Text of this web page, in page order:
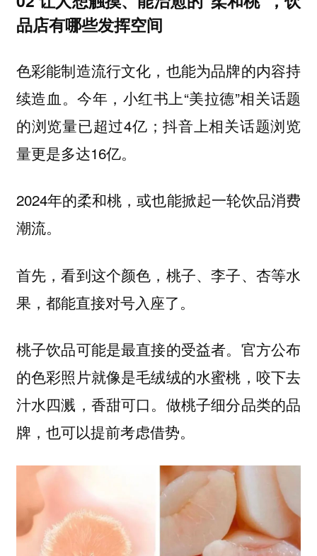
品店有哪些发挥空间
色彩能制造流行文化，也能为品牌的内容持
续造血。今年，小红书上“美拉德”相关话题
的浏览量已超过4亿；抖音上相关话题浏览
量更是多达16亿。
2024年的柔和桃，或也能掀起一轮饮品消费
潮流。
首先，看到这个颜色，桃子、李子、杏等水
果，都能直接对号入座了。
桃子饮品可能是最直接的受益者。官方公布
的色彩照片就像是毛绒绒的水蜜桃，咬下去
汁水四溅，香甜可口。做桃子细分品类的品
牌，也可以提前考虑借势。